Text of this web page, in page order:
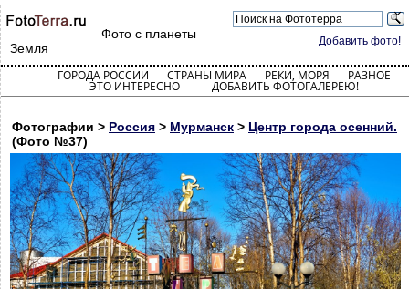
Добавить фото!
Фото с планеты
Земля
ГОРОДА РОССИИ СТРАНЫ МИРА РЕКИ, МОРЯ РАЗНОЕ
ЭТО ИНТЕРЕСНО ДОБАВИТЬ ФОТОГАЛЕРЕЮ!
Фотографии > Россия > Мурманск > Центр города осенний.
(Фото №37)